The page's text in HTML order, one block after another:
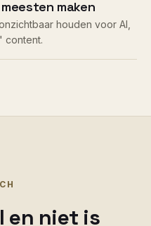
maken
houden voor AI,
content.
en niet is